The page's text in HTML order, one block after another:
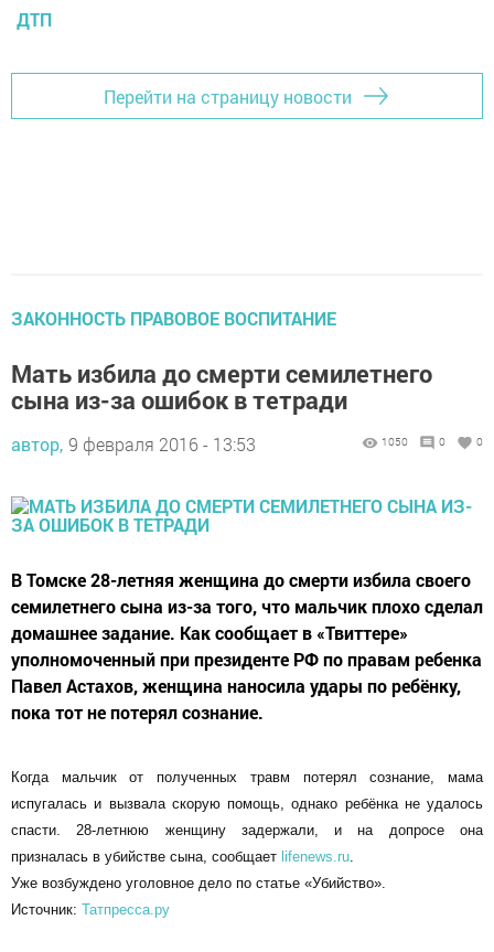
ДТП
Перейти на страницу новости
ЗАКОННОСТЬ ПРАВОВОЕ ВОСПИТАНИЕ
Мать избила до смерти семилетнего
сына из-за ошибок в тетради
автор, 9 февраля 2016 - 13:53 1050 0 0
В Томске 28-летняя женщина до смерти избила своего
семилетнего сына из-за того, что мальчик плохо сделал
домашнее задание. Как сообщает в «Твиттере»
уполномоченный при президенте РФ по правам ребенка
Павел Астахов, женщина наносила удары по ребёнку,
пока тот не потерял сознание.
Когда мальчик от полученных травм потерял сознание, мама
испугалась и вызвала скорую помощь, однако ребёнка не удалось
спасти. 28-летнюю женщину задержали, и на допросе она
призналась в убийстве сына, сообщает lifenews.ru.
Уже возбуждено уголовное дело по статье «Убийство».
Источник: Татпресса.ру